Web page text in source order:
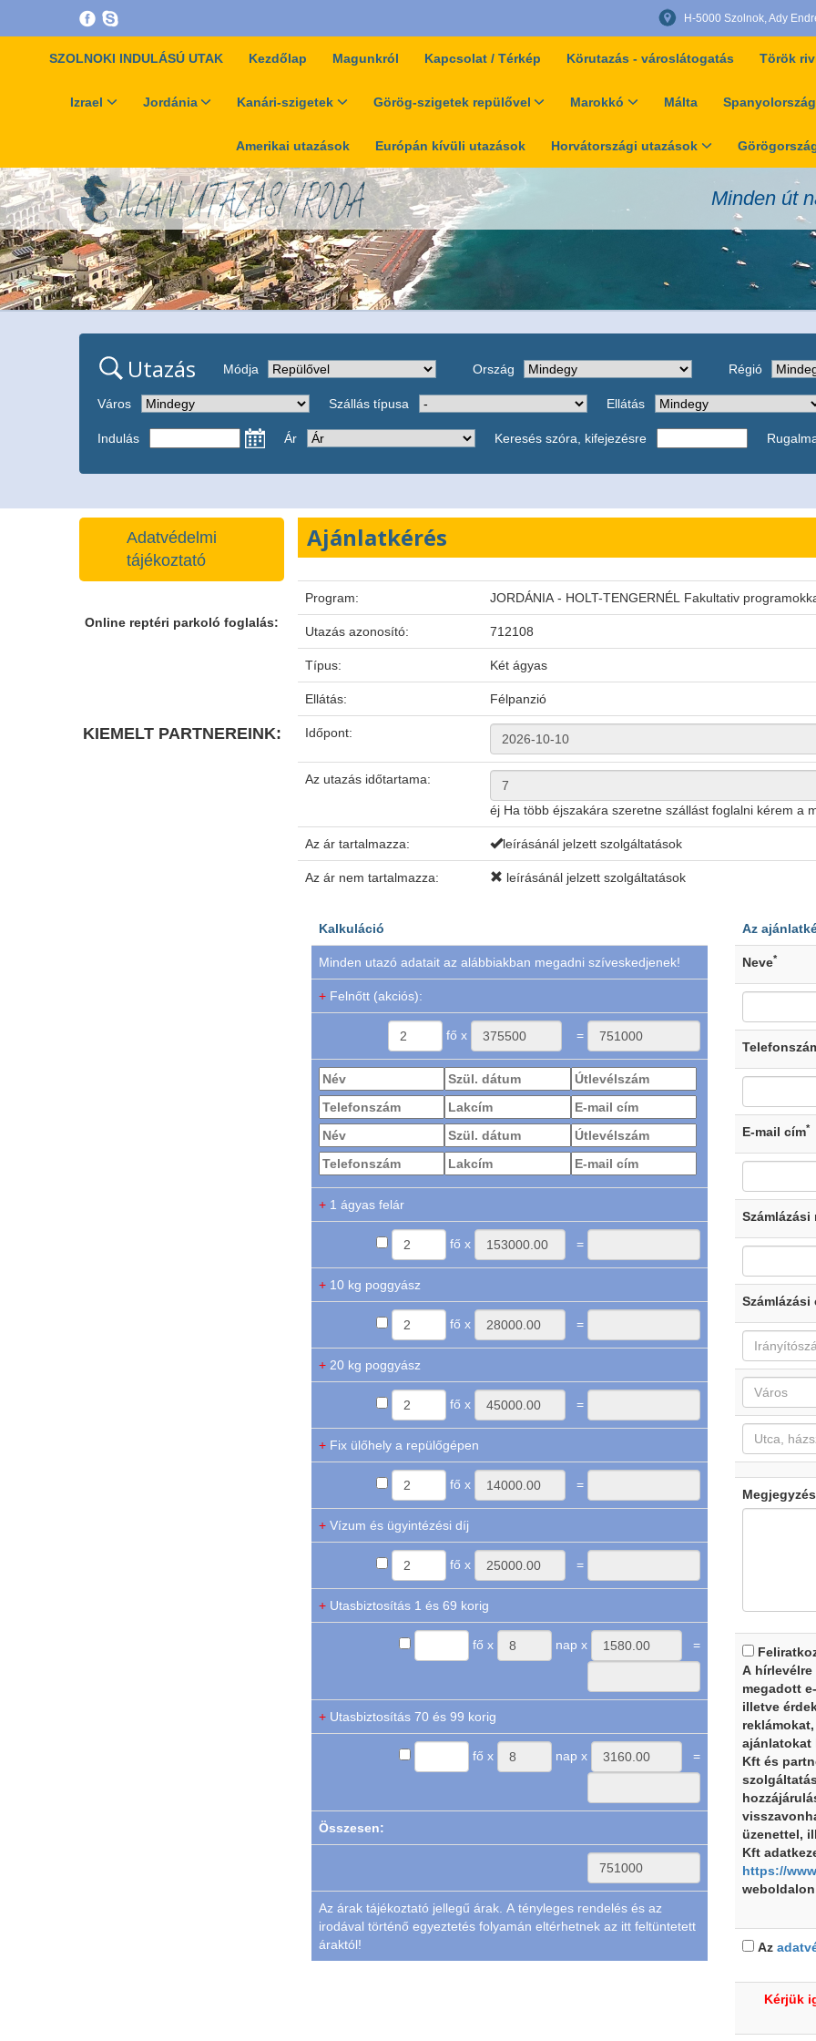
H-5000 Szolnok, Ady
SZOLNOKI INDULÁSÚ UTAK Kezdőlap Magunkról Kapcsolat / Térkép Körutazás - városlátogatás Török
Izrael Jordánia Kanári-szigetek Görög-szigetek repülővel Marokkó Málta
Amerikai utazások Európán kívüli utazások Horvátországi utazások
Minden út
Utazás Módja Ország Régió
Város Szállás típusa Ellátás
Indulás Ár Keresés szóra, kifejezésre
Adatvédelmi
tájékoztató
Online reptéri parkoló foglalás:
KIEMELT PARTNEREINK:
Ajánlatkérés
Program: JORDÁNIA - HOLT-TENGERNÉL Fakultativ
Utazás azonosító: 712108
Típus: Két ágyas
Ellátás: Félpanzió
Időpont:
Az utazás időtartama:
éj Ha több éjszakára szeretne szállást foglalni kérem a
Az ár tartalmazza: leírásánál jelzett szolgáltatások
Az ár nem tartalmazza: leírásánál jelzett szolgáltatások
Kalkuláció
Minden utazó adatait az alábbiakban megadni szíveskedjenek!
+ Felnőtt (akciós):
fő x =
+ 1 ágyas felár
fő x =
+ 10 kg poggyász
fő x =
+ 20 kg poggyász
fő x =
+ Fix ülőhely a repülőgépen
fő x =
+ Vízum és ügyintézési díj
fő x =
+ Utasbiztosítás 1 és 69 korig
fő x nap x
+ Utasbiztosítás 70 és 99 korig
fő x nap x
Összesen:
Az árak tájékoztató jellegű árak. A tényleges rendelés és az
irodával történő egyeztetés folyamán eltérhetnek az itt feltüntetett
áraktól!
Az
Neve*
E-mail cím*
Számlázási
Számlázási
Megjegyzés
A hírlevélre
megadott
illetve
ajánlatokat
Kft és
üzenettel,
Kft
https://
Az
Kérjük